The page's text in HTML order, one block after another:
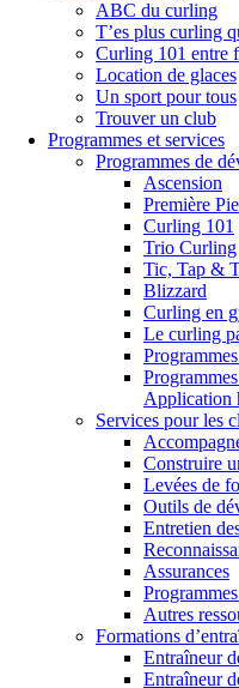
ABC du curling
T’es plus curling
Curling 101 entre
Location de glaces
Un sport pour tous
Trouver un club
Programmes et services
Programmes de
Ascension
Première
Curling 101
Trio Curling
Tic, Tap &
Blizzard
Curling en
Le curling
Application
Services pour les
Construire
Levées de
Outils de
Entretien
Assurances
Autres
Formations
Entraîneur
Entraîneur